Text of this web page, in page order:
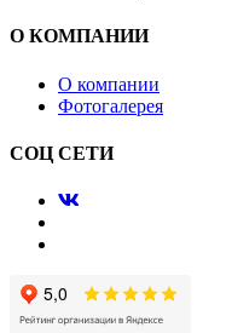
О КОМПАНИИ
О компании
Фотогалерея
СОЦ СЕТИ